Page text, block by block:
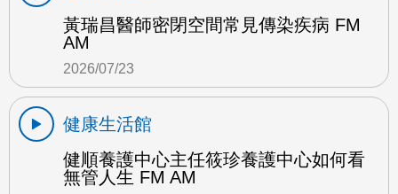
黃瑞昌醫師密閉空間常見傳染疾病 FM
AM
2026/07/23
健康生活館
健順養護中心主任筱珍養護中心如何看
無管人生 FM AM